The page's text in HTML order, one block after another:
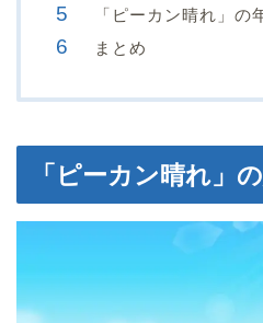
「ピーカン晴れ」の
まとめ
「ピーカン晴れ」